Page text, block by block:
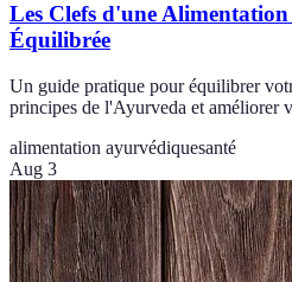
Les Clefs d'une
Équilibrée
Un guide pratique pour équilibrer
principes de l'Ayurveda et améliorer
alimentation ayurvédiquesanté
Aug 3